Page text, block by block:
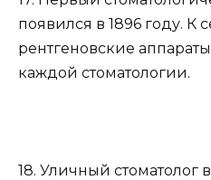
появился в 1896 году. К
рентгеновские
каждой стоматологии.
18. Уличный стоматолог